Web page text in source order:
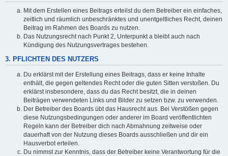
Mit dem Erstellen eines Beitrags erteilst du dem Betreiber ein einfaches,
zeitlich und räumlich unbeschränktes und unentgeltliches Recht, deinen
Beitrag im Rahmen des Boards zu nutzen.
Das Nutzungsrecht nach Punkt 2, Unterpunkt a bleibt auch nach
Kündigung des Nutzungsvertrages bestehen.
3. PFLICHTEN DES NUTZERS
Du erklärst mit der Erstellung eines Beitrags, dass er keine Inhalte
enthält, die gegen geltendes Recht oder die guten Sitten verstoßen. Du
erklärst insbesondere, dass du das Recht besitzt, die in deinen
Beiträgen verwendeten Links und Bilder zu setzen bzw. zu verwenden.
Der Betreiber des Boards übt das Hausrecht aus. Bei Verstößen gegen
diese Nutzungsbedingungen oder anderer im Board veröffentlichten
Regeln kann der Betreiber dich nach Abmahnung zeitweise oder
dauerhaft von der Nutzung dieses Boards ausschließen und dir ein
Hausverbot erteilen.
Du nimmst zur Kenntnis, dass der Betreiber keine Verantwortung für die